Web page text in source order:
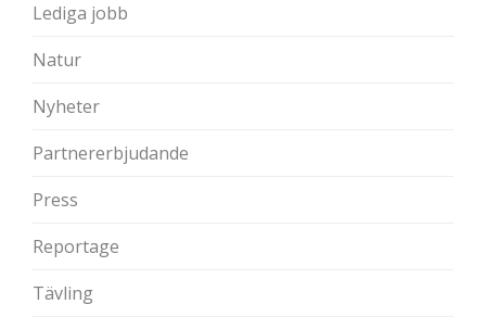
Lediga jobb
Natur
Nyheter
Partnererbjudande
Press
Reportage
Tävling